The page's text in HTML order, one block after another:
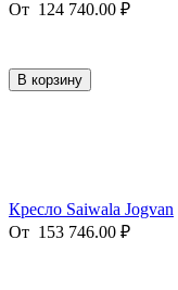
От 124 740.00 ₽
В корзину
Кресло Saiwala Jogvan
От 153 746.00 ₽